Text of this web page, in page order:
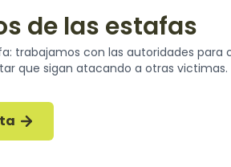
de las estafas
trabajamos con las autoridades para
que sigan atacando a otras victimas.